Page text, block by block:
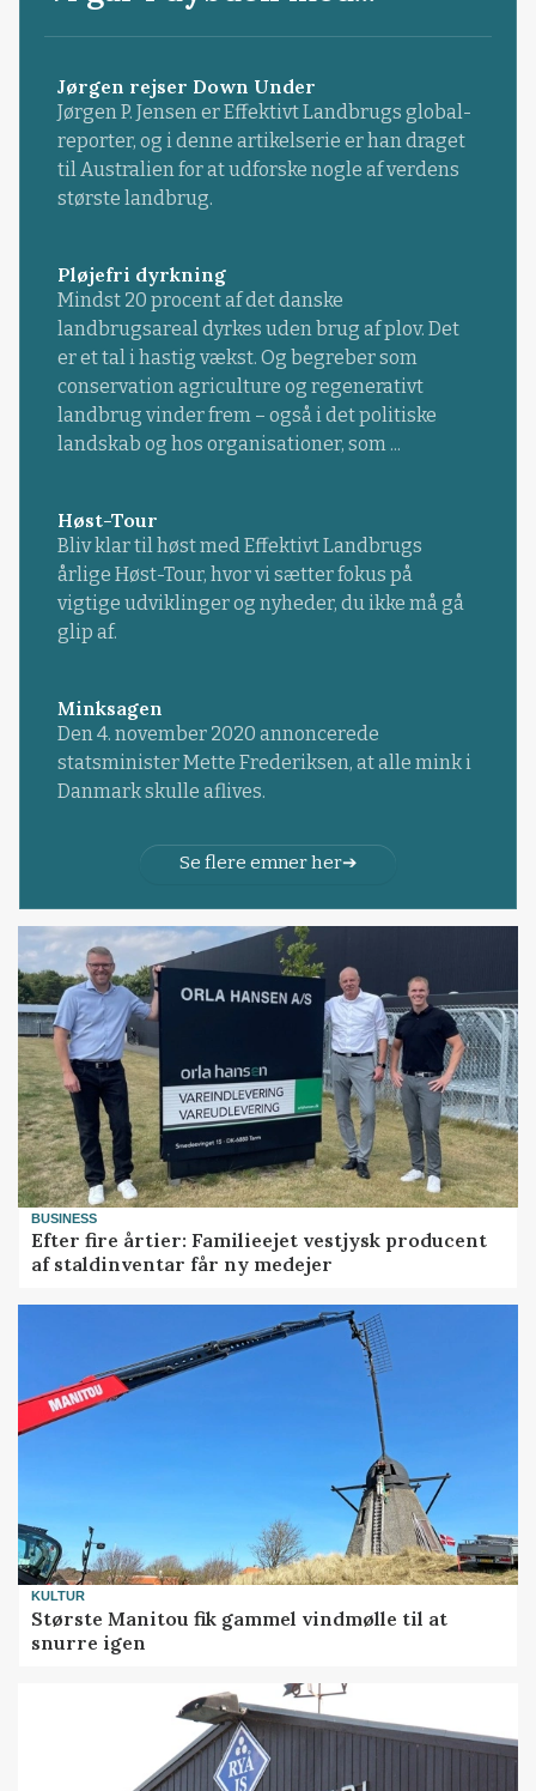
Jørgen rejser Down Under
Jørgen P. Jensen er Effektivt Landbrugs global-
reporter, og i denne artikelserie er han draget
til Australien for at udforske nogle af verdens
største landbrug.
Pløjefri dyrkning
Mindst 20 procent af det danske
landbrugsareal dyrkes uden brug af plov. Det
er et tal i hastig vækst. Og begreber som
conservation agriculture og regenerativt
landbrug vinder frem – også i det politiske
landskab og hos organisationer, som ...
Høst-Tour
Bliv klar til høst med Effektivt Landbrugs
årlige Høst-Tour, hvor vi sætter fokus på
vigtige udviklinger og nyheder, du ikke må gå
glip af.
Minksagen
Den 4. november 2020 annoncerede
statsminister Mette Frederiksen, at alle mink i
Danmark skulle aflives.
Se flere emner her
BUSINESS
Efter fire årtier: Familieejet vestjysk producent
af staldinventar får ny medejer
KULTUR
Største Manitou fik gammel vindmølle til at
snurre igen